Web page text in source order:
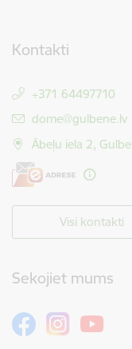
Kontakti
+371 64497710
E-pasts:
dome@gulbene.lv
Ābeļu iela 2,
Visi kontakti
Sekojiet mums